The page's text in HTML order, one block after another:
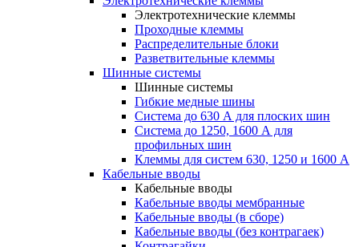
Электротехнические клеммы
Проходные клеммы
Распределительные блоки
Разветвительные клеммы
Шинные системы
Шинные системы
Гибкие медные шины
Система до 630 А для плоских шин
Система до 1250, 1600 А для
профильных шин
Клеммы для систем 630, 1250 и 1600 А
Кабельные вводы
Кабельные вводы
Кабельные вводы мембранные
Кабельные вводы (в сборе)
Кабельные вводы (без контрагаек)